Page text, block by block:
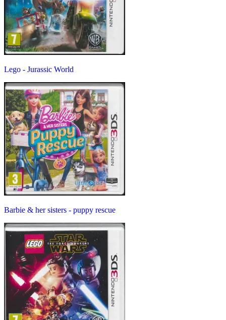
Lego - Jurassic World
Barbie & her sisters - puppy rescue